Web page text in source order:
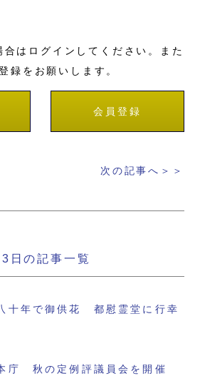
はログインしてください。また
録をお願いします。
会員登録
次の記事へ＞＞
日の記事一覧
十年で御供花 都慰霊堂に行幸
庁 秋の定例評議員会を開催